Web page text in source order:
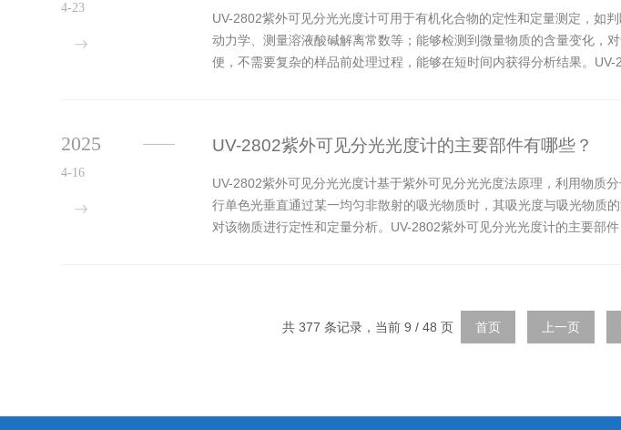
UV-2802紫外可见分光光度计可用于有机化合物的定性和定量测定，如
动力学、测量溶液酸碱解离常数等；能够检测到微量物质的含量变化，
便，不需要复杂的样品前处理过程，能够在短时间内获得分析结果。
4-23
UV-2802紫外可见分光光度计的主要部件有哪些？
UV-2802紫外可见分光光度计基于紫外可见分光光度法原理，利用物质
行单色光垂直通过某一均匀非散射的吸光物质时，其吸光度与吸光物质
对该物质进行定性和定量分析。UV-2802紫外可见分光光度计的主要部
2025
4-16
共 377 条记录，当前 9 / 48 页 首页 上一页